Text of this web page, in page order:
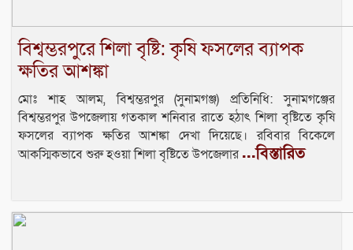
বিশ্বম্ভরপুরে শিলা বৃষ্টি: কৃষি ফসলের ব্যাপক
ক্ষতির আশঙ্কা
মোঃ শাহ আলম, বিশ্বম্ভরপুর (সুনামগঞ্জ) প্রতিনিধি: সুনামগঞ্জের
বিশ্বম্ভরপুর উপজেলায় গতকাল শনিবার রাতে হঠাৎ শিলা বৃষ্টিতে কৃষি
ফসলের ব্যাপক ক্ষতির আশঙ্কা দেখা দিয়েছে। রবিবার বিকেলে
আকস্মিকভাবে শুরু হওয়া শিলা বৃষ্টিতে উপজেলার...বিস্তারিত